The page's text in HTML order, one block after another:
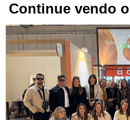
Continue vendo